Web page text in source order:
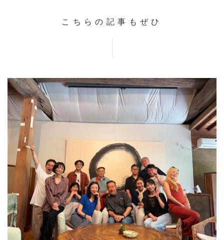
こちらの記事もぜひ